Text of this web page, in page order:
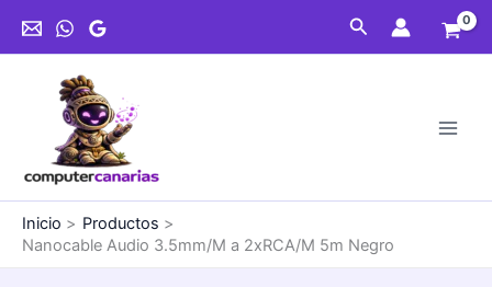
Buscar
Inicio
Productos
Nanocable Audio 3.5mm/M a 2xRCA/M 5m Negro